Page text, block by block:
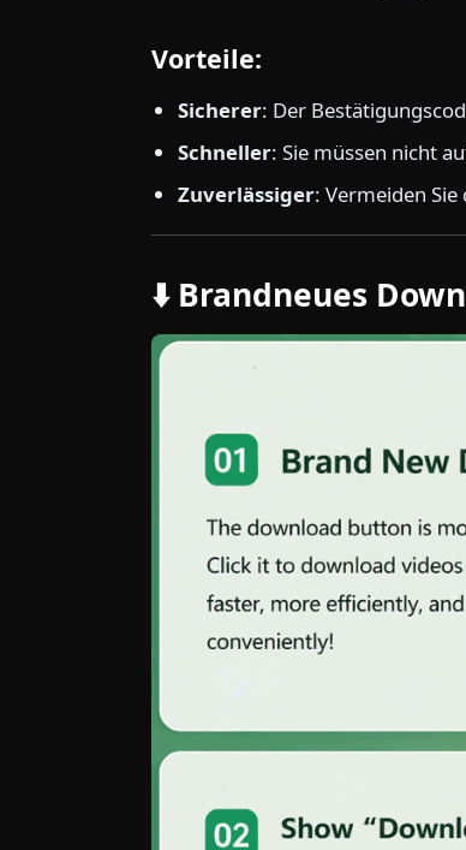
Vorteile:
Sicherer: Der
Schneller: Sie müssen nicht
Zuverlässiger: Vermeiden
⬇️ Brandneues